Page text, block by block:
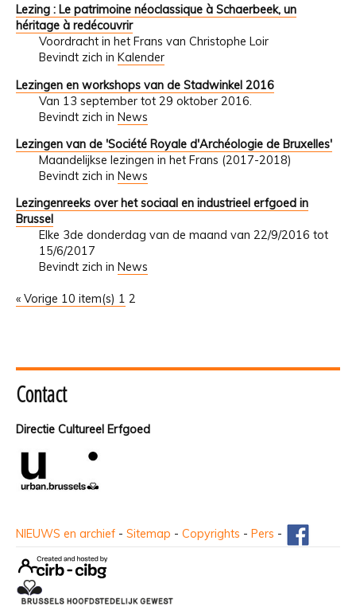
Lezing : Le patrimoine néoclassique à Schaerbeek, un
héritage à redécouvrir
Voordracht in het Frans van Christophe Loir
Bevindt zich in Kalender
Lezingen en workshops van de Stadwinkel 2016
Van 13 september tot 29 oktober 2016.
Bevindt zich in News
Lezingen van de 'Société Royale d'Archéologie de Bruxelles'
Maandelijkse lezingen in het Frans (2017-2018)
Bevindt zich in News
Lezingenreeks over het sociaal en industrieel erfgoed in
Brussel
Elke 3de donderdag van de maand van 22/9/2016 tot
15/6/2017
Bevindt zich in News
« Vorige 10 item(s) 1 2
Contact
Directie Cultureel Erfgoed
NIEUWS en archief - Sitemap - Copyrights - Pers -